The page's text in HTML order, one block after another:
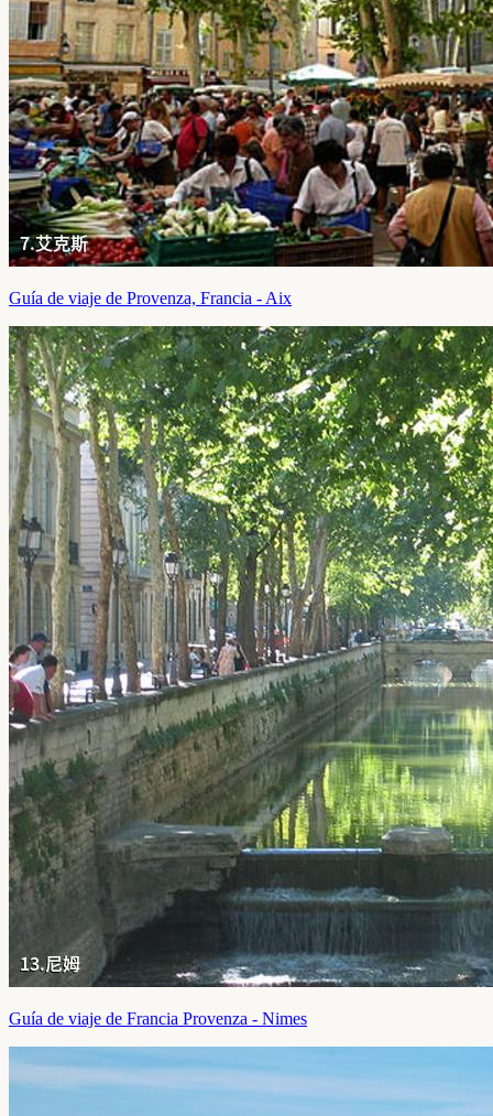
Guía de viaje de Provenza, Francia - Aix
Guía de viaje de Francia Provenza - Nimes